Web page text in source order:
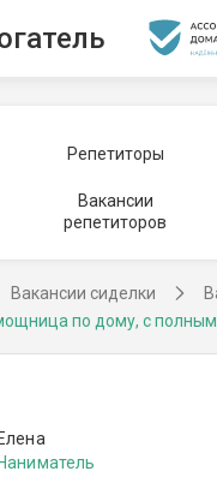
Репетиторы
Вакансии
репетиторов
Вакансии сиделки
по дому, с
Елена
Наниматель